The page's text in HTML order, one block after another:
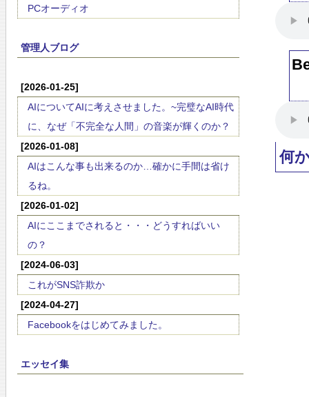
PCオーディオ
管理人ブログ
[2026-01-25]
AIについてAIに考えさせました。~完璧なAI時代
に、なぜ「不完全な人間」の音楽が輝くのか？
[2026-01-08]
AIはこんな事も出来るのか…確かに手間は省け
るね。
[2026-01-02]
AIにここまでされると・・・どうすればいい
の？
[2024-06-03]
これがSNS詐欺か
[2024-04-27]
Facebookをはじめてみました。
エッセイ集
何